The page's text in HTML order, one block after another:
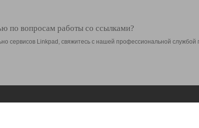
по вопросам работы со ссылками?
сервисов Linkpad, свяжитесь с нашей профессиональной